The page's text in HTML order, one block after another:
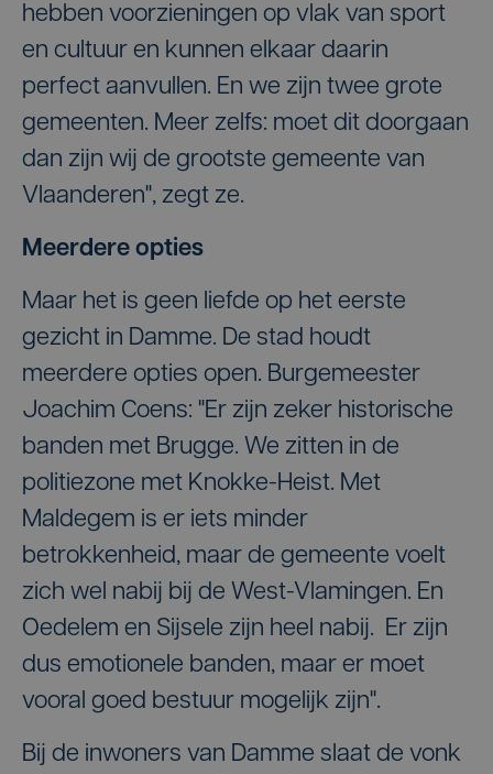
hebben voorzieningen op vlak van sport
en cultuur en kunnen elkaar daarin
perfect aanvullen. En we zijn twee grote
gemeenten. Meer zelfs: moet dit doorgaan
dan zijn wij de grootste gemeente van
Vlaanderen", zegt ze.
Meerdere opties
Maar het is geen liefde op het eerste
gezicht in Damme. De stad houdt
meerdere opties open. Burgemeester
Joachim Coens: "Er zijn zeker historische
banden met Brugge. We zitten in de
politiezone met Knokke-Heist. Met
Maldegem is er iets minder
betrokkenheid, maar de gemeente voelt
zich wel nabij bij de West-Vlamingen. En
Oedelem en Sijsele zijn heel nabij. Er zijn
dus emotionele banden, maar er moet
vooral goed bestuur mogelijk zijn".
Bij de inwoners van Damme slaat de vonk